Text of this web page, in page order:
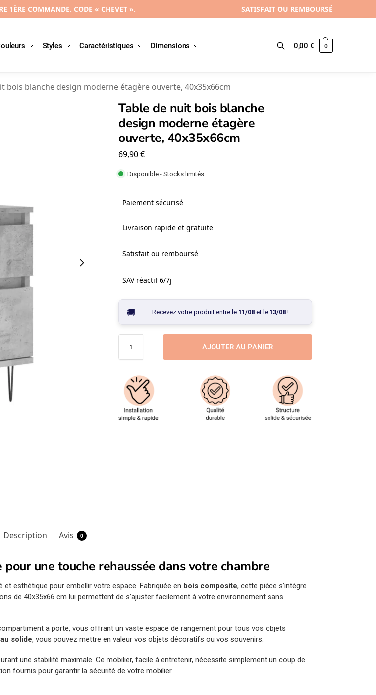
1ÈRE COMMANDE. CODE « CHEVET ». SATISFAIT OU REMBOURSÉ
Styles Caractéristiques Dimensions
Recherche 0,00€ 0
bois blanche design moderne étagère ouverte, 40x35x66cm
Table de nuit bois blanche
design moderne étagère
ouverte, 40x35x66cm
69,90€
Disponible - Stocks limités
Paiement sécurisé
Livraison rapide et gratuite
Satisfait ou remboursé
SAV réactif 6/7j
Recevez votre produit entre le 11/08et le 13/08!
AJOUTER AU PANIER
Description Avis 0
une touche rehaussée dans votre chambre
esthétique pour embellir votre espace. Fabriquée en bois composite, cette pièce s’intègre
de 40x35x66 cm lui permettent de s’ajuster facilement à votre environnement sans
à porte, vous offrant un vaste espace de rangement pour tous vos objets
solide, vous pouvez mettre en valeur vos objets décoratifs ou vos souvenirs.
une stabilité maximale. Ce mobilier, facile à entretenir, nécessite simplement un coup de
fournis pour garantir la sécurité de votre mobilier.